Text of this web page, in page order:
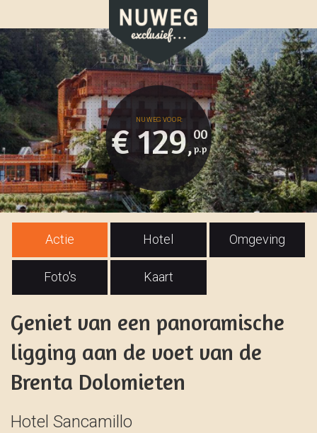
€ 129,
00
Actie Hotel Omgeving
Foto's Kaart
Geniet van een panoramische
ligging aan de voet van de
Brenta Dolomieten
Hotel Sancamillo